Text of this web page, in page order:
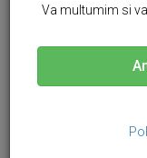
Va multumim si